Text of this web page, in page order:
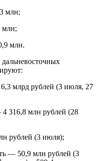
млн;
млн;
млн.
млрд рублей (3 июля, 27
316,8 млн рублей (28
рублей (3 июля);
— 50,9 млн рублей (3